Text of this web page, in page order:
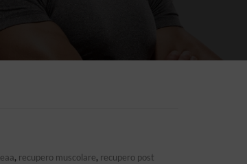
eaa, recupero muscolare, recupero post